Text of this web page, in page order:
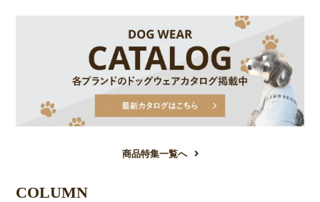
商品特集一覧へ
COLUMN